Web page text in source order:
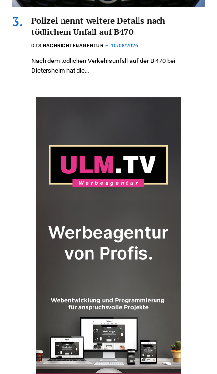
Polizei nennt weitere Details nach
tödlichem Unfall auf B470
DTS NACHRICHTENAGENTUR 10/08/2026
Nach dem tödlichen Verkehrsunfall auf der B 470 bei
Dietersheim hat die…